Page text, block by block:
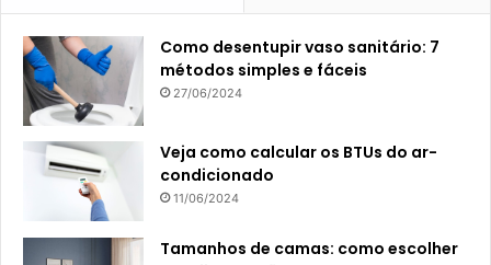
Como desentupir vaso sanitário: 7
métodos simples e fáceis
27/06/2024
Veja como calcular os BTUs do ar-
condicionado
11/06/2024
Tamanhos de camas: como escolher